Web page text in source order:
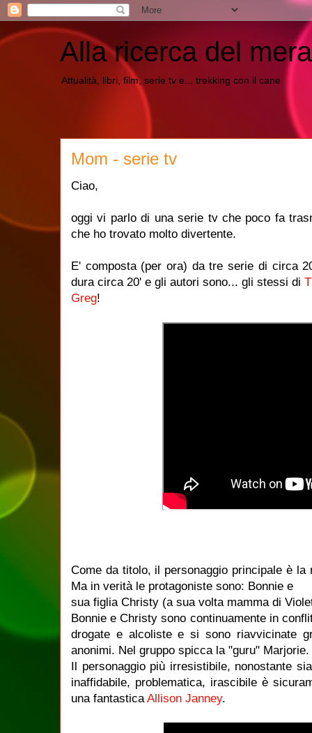
Alla ricerca del
Attualità, libri, film, serie tv e... trekking con il cane
Mom - serie tv
Ciao,
oggi vi parlo di una serie tv che poco fa
che ho trovato molto divertente.
E' composta (per ora) da tre serie di circa
dura circa 20' e gli autori sono... gli stessi di
Greg!
Come da titolo, il personaggio principale è
Ma in verità le protagoniste sono: Bonnie e
sua figlia Christy (a sua volta mamma di
Bonnie e Christy sono continuamente in
drogate e alcoliste e si sono riavvicinate
anonimi. Nel gruppo spicca la "guru" Marjorie.
Il personaggio più irresistibile, nonostante
inaffidabile, problematica, irascibile è
una fantasticaAllison Janney.